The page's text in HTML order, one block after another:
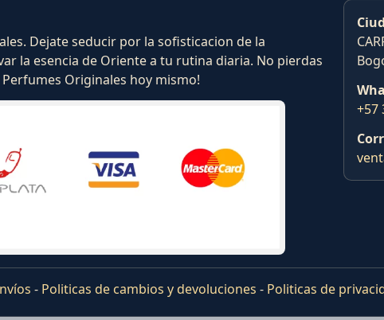
Dejate seducir por la sofisticacion de la
la esencia de Oriente a tu rutina diaria. No pierdas
Originales hoy mismo!
+57
- Politicas de cambios y devoluciones - Politicas de